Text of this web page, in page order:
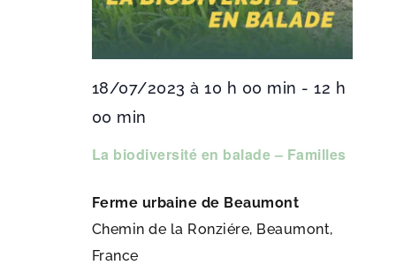
La biodiversité en balade – Familles
18/07/2023 à 10 h 00 min - 12 h
00 min
Ferme urbaine de Beaumont
Chemin de la Ronziére, Beaumont,
France